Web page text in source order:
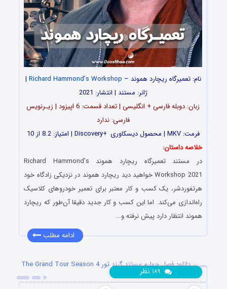
نام: تعمیرگاه ریچارد هموند – Richard Hammond’s Workshop
|
ژانر: مستند | انتشار: 2021
زبان: دوبله فارسی + انگلیسی | تعداد قسمت‌: 6 اپیزود | زیـرنویس
فارسی: ندارد
فرمت: MKV | محصول دیسکاوری Discovery+
| امتیاز: 8.2 از 10
خلاصه داستان:
در مستند تعمیرگاه ریچارد هموند Richard Hammond’s
Workshop 2021 خواهید دید ریچارد هموند در نزدیکی زادگاه خود
هرتفوردشر، یک کسب و کار معتبر برای تعمیر خودروهای کلاسیک
راه‌اندازی می‌کند. اما این کسب و کار جدید دقیقا آن‌طور که ریچارد
هموند انتظار دارد پیش نرفته و…
ادامه مطلب
دانلود فصل چهارم مستند گرند تور The Grand Tour Season 4
2019
۱۸۹ نظر